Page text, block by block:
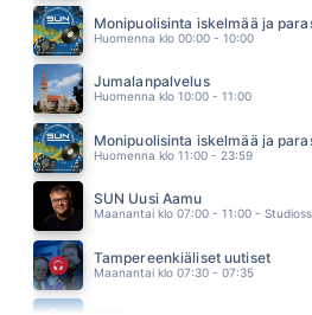
JEANETTE
05.51
Monipuolisinta iskelmää ja
Huomenna klo 00:00 - 10:00
Jumalanpalvelus
Huomenna klo 10:00 - 11:00
Monipuolisinta iskelmää ja
Huomenna klo 11:00 - 23:59
SUN Uusi Aamu
Maanantai klo 07:00 - 11:00 -
Tampereenkiäliset uutiset
Maanantai klo 07:30 - 07:35